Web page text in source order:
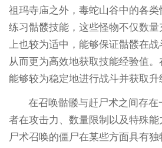
祖玛寺庙之外，毒蛇山谷中的各
练习骷髅技能，这些怪物不仅数
上也较为适中，能够保证骷髅在战
从而更为高效地获取技能经验值
能够较为稳定地进行战斗并获取升
在召唤骷髅与赶尸术之间存在
者在攻击力、数量限制以及特殊
尸术召唤的僵尸在某些方面具有